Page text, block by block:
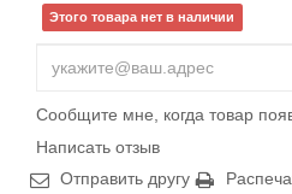
Этого товара нет в наличии
Сообщите мне, когда товар
Написать отзыв
Отправить другу